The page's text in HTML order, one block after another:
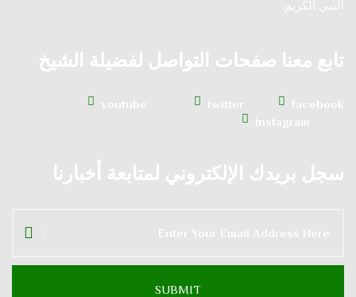
النبي الكريم.
تابع معنا صفحات التواصل لفضيلة الشيخ
facebook
twitter
youtube
instagram
سجل بريدك الإلكتروني لمتابعة أخبارنا